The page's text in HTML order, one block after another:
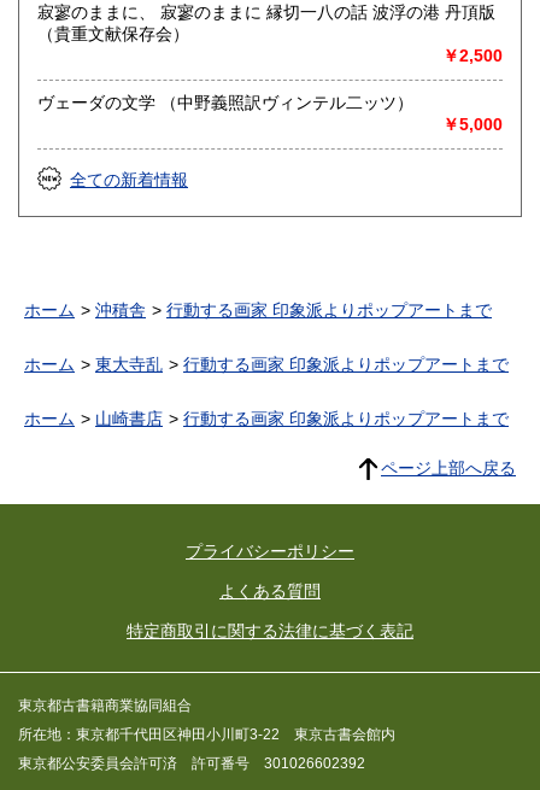
寂寥のままに、 寂寥のままに 縁切一八の話 波浮の港 丹頂版
（貴重文献保存会）
￥2,500
ヴェーダの文学 （中野義照訳ヴィンテル二ッツ）
￥5,000
全ての新着情報
ホーム 沖積舎 行動する画家 印象派よりポップアートまで
ホーム 東大寺乱 行動する画家 印象派よりポップアートまで
ホーム 山崎書店 行動する画家 印象派よりポップアートまで
ページ上部へ戻る
プライバシーポリシー
よくある質問
特定商取引に関する法律に基づく表記
東京都古書籍商業協同組合
所在地：東京都千代田区神田小川町3-22 東京古書会館内
東京都公安委員会許可済 許可番号 301026602392